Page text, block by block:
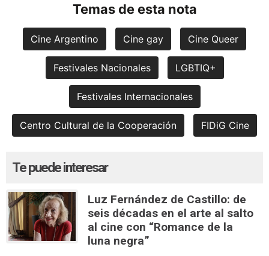
Temas de esta nota
Cine Argentino Cine gay Cine Queer
Festivales Nacionales LGBTIQ+
Festivales Internacionales
Centro Cultural de la Cooperación FIDiG Cine
Te puede interesar
Luz Fernández de Castillo: de
seis décadas en el arte al salto
al cine con “Romance de la
luna negra”